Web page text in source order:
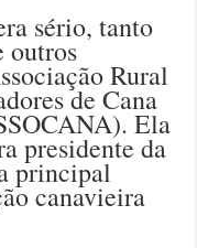
sério, tanto
outros
Rural
de Cana
Ela
presidente da
principal
canavieira